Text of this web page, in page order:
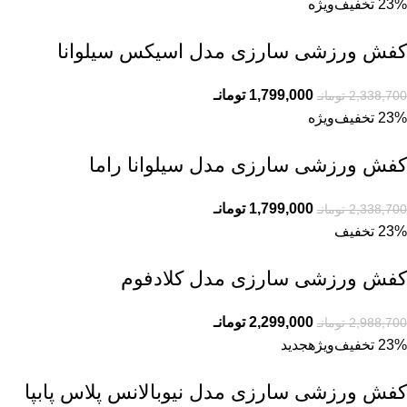
23% تخفیف ویژه
کفش ورزشی سارزی مدل اسیکس سیلوانا
2,338,700 تومانـ 1,799,000 تومانـ
23% تخفیف
ویژه
کفش ورزشی سارزی مدل سیلوانا راما
2,338,700 تومانـ 1,799,000 تومانـ
23% تخفیف
کفش ورزشی سارزی مدل کلادفوم
2,988,700 تومانـ 2,299,000 تومانـ
23% تخفیف
ویژهجدید
کفش ورزشی سارزی مدل نیوبالانس پلاس پابپا